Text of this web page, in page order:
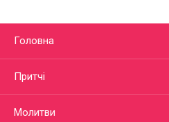
Головна
Притчі
Молитви